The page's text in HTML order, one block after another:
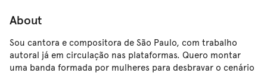
About
Sou cantora e compositora de São Paulo, com trabalho
autoral já em circulação nas plataformas. Quero montar
uma banda formada por mulheres para desbravar o cenário